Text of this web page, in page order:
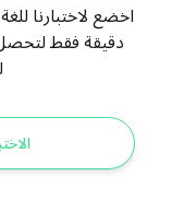
دقيقة فقط